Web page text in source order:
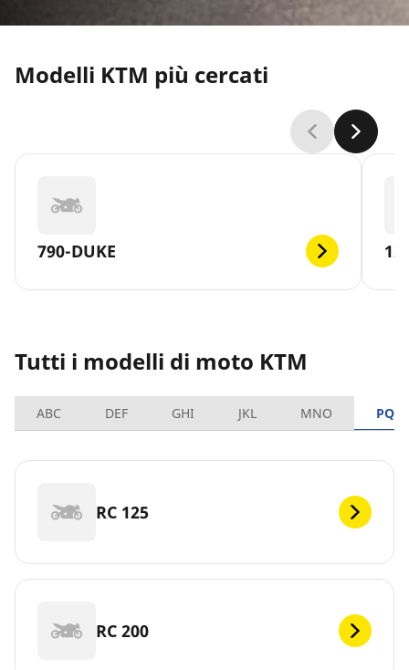
Modelli KTM più cercati
790-DUKE
Tutti i modelli di moto KTM
ABC DEF GHI JKL MNO PQRS
RC 125
RC 200